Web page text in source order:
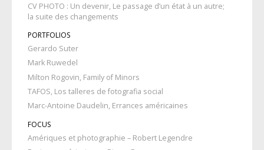
CV PHOTO : Un devenir, Le passage d’un état à un autre;
la suite des changements
PORTFOLIOS
Gerardo Suter
Mark Ruwedel
Milton Rogovin, Family of Minors
TAFOS, Los talleres de fotografia social
Marc-Antoine Daudelin, Errances américaines
FOCUS
Amériques et photographie – Robert Legendre